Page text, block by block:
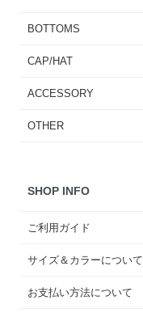
BOTTOMS
CAP/HAT
ACCESSORY
OTHER
SHOP INFO
ご利用ガイド
サイズ＆カラーについて
お支払い方法について